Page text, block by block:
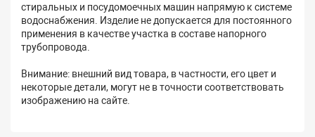
стиральных и посудомоечных машин напрямую к системе
водоснабжения. Изделие не допускается для постоянного
применения в качестве участка в составе напорного
трубопровода.
Внимание: внешний вид товара, в частности, его цвет и
некоторые детали, могут не в точности соответствовать
изображению на сайте.